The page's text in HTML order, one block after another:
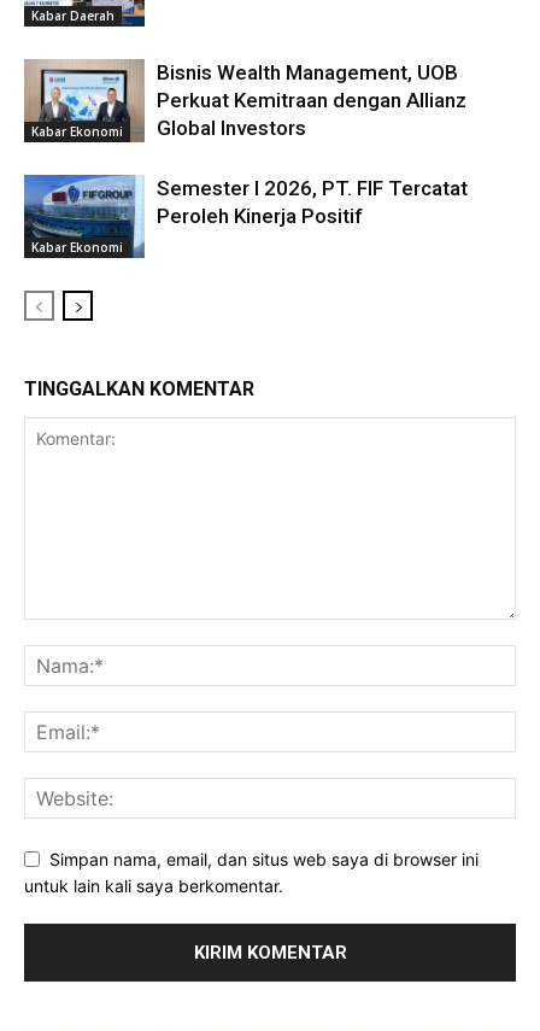
Kabar Daerah
Kabar Ekonomi
Bisnis Wealth Management, UOB
Perkuat Kemitraan dengan Allianz
Global Investors
Kabar Ekonomi
Semester I 2026, PT. FIF Tercatat
Peroleh Kinerja Positif
TINGGALKAN KOMENTAR
Simpan nama, email, dan situs web saya di browser ini
untuk lain kali saya berkomentar.